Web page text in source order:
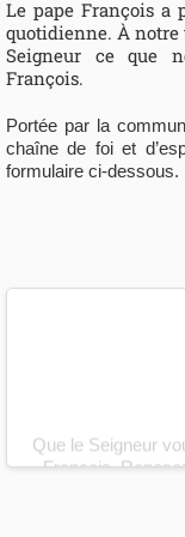
Le pape François a
quotidienne. À notre
Seigneur ce que
François.
Portée par la
chaîne de foi et
formulaire ci-dessous.